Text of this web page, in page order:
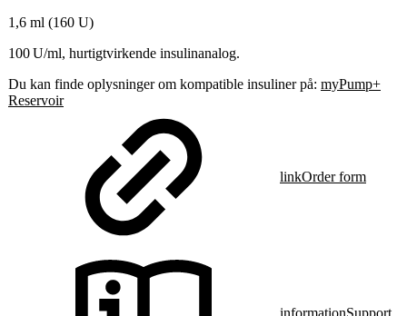
1,6 ml (160 U)
100 U/ml, hurtigtvirkende insulinanalog.
Du kan finde oplysninger om kompatible insuliner på: myPump+
Reservoir
linkOrder form
informationSupport